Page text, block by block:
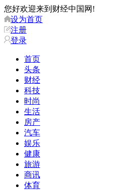
您好欢迎来到财经中国网!
设为首页
注册
登录
首页
头条
财经
科技
时尚
生活
房产
汽车
娱乐
健康
旅游
商讯
体育